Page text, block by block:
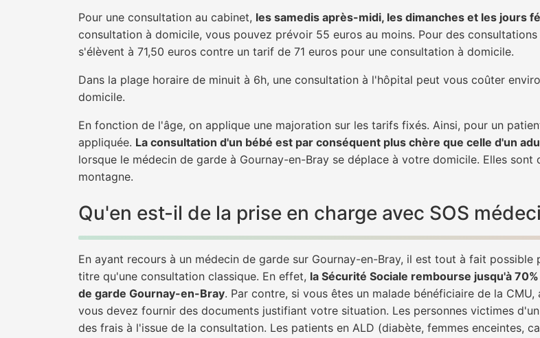
Pour une consultation au cabinet, les samedis après-midi, les dimanches et les jours
consultation à domicile, vous pouvez prévoir 55 euros au moins. Pour des
s'élèvent à 71,50 euros contre un tarif de 71 euros pour une consultation à domicile.
Dans la plage horaire de minuit à 6h, une consultation à l'hôpital peut vous coûter
domicile.
En fonction de l'âge, on applique une majoration sur les tarifs fixés. Ainsi, pour un
appliquée. La consultation d'un bébé est par conséquent plus chère que celle d'un
lorsque le médecin de garde à Gournay-en-Bray se déplace à votre domicile. Elles
montagne.
Qu'en est-il de la prise en charge avec SOS
En ayant recours à un médecin de garde sur Gournay-en-Bray, il est tout à fait
titre qu'une consultation classique. En effet, la Sécurité Sociale rembourse jusqu'à
de garde Gournay-en-Bray. Par contre, si vous êtes un malade bénéficiaire de la
vous devez fournir des documents justifiant votre situation. Les personnes victimes
des frais à l'issue de la consultation. Les patients en ALD (diabète, femmes enceintes,